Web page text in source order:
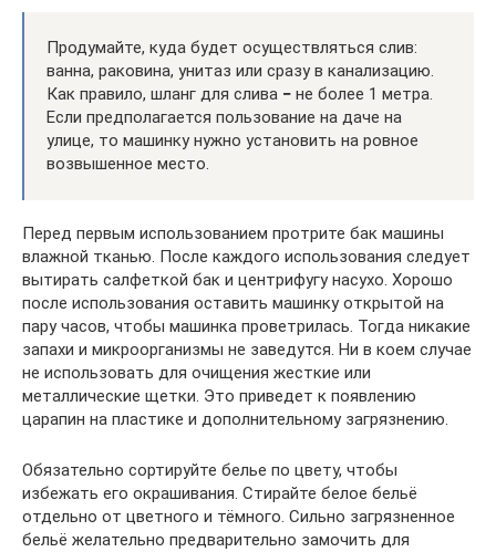
Продумайте, куда будет осуществляться слив:
ванна, раковина, унитаз или сразу в канализацию.
Как правило, шланг для слива − не более 1 метра.
Если предполагается пользование на даче на
улице, то машинку нужно установить на ровное
возвышенное место.
Перед первым использованием протрите бак машины
влажной тканью. После каждого использования следует
вытирать салфеткой бак и центрифугу насухо. Хорошо
после использования оставить машинку открытой на
пару часов, чтобы машинка проветрилась. Тогда никакие
запахи и микроорганизмы не заведутся. Ни в коем случае
не использовать для очищения жесткие или
металлические щетки. Это приведет к появлению
царапин на пластике и дополнительному загрязнению.
Обязательно сортируйте белье по цвету, чтобы
избежать его окрашивания. Стирайте белое бельё
отдельно от цветного и тёмного. Сильно загрязненное
бельё желательно предварительно замочить для